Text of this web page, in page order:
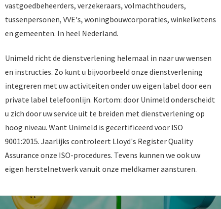
vastgoedbeheerders, verzekeraars, volmachthouders,
tussenpersonen, VVE's, woningbouwcorporaties, winkelketens
en gemeenten. In heel Nederland.
Unimeld richt de dienstverlening helemaal in naar uw wensen
en instructies. Zo kunt u bijvoorbeeld onze dienstverlening
integreren met uw activiteiten onder uw eigen label door een
private label telefoonlijn. Kortom: door Unimeld onderscheidt
u zich door uw service uit te breiden met dienstverlening op
hoog niveau. Want Unimeld is gecertificeerd voor ISO
9001:2015. Jaarlijks controleert Lloyd's Register Quality
Assurance onze ISO-procedures. Tevens kunnen we ook uw
eigen herstelnetwerk vanuit onze meldkamer aansturen.